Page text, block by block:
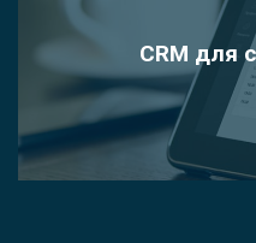
CRM для